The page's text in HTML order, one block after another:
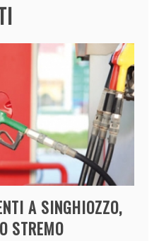
A SINGHIOZZO,
STREMO